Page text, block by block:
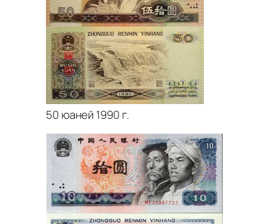
50 юаней 1990 г.